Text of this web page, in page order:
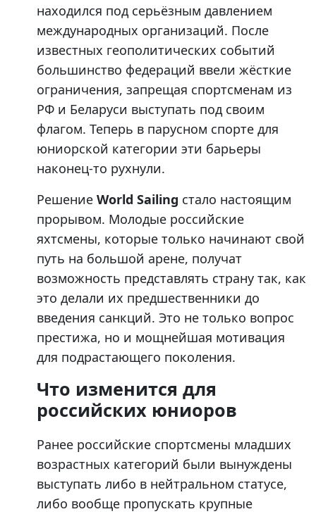
находился под серьёзным давлением
международных организаций. После
известных геополитических событий
большинство федераций ввели жёсткие
ограничения, запрещая спортсменам из
РФ и Беларуси выступать под своим
флагом. Теперь в парусном спорте для
юниорской категории эти барьеры
наконец-то рухнули.
Решение World Sailing стало настоящим
прорывом. Молодые российские
яхтсмены, которые только начинают свой
путь на большой арене, получат
возможность представлять страну так, как
это делали их предшественники до
введения санкций. Это не только вопрос
престижа, но и мощнейшая мотивация
для подрастающего поколения.
Что изменится для
российских юниоров
Ранее российские спортсмены младших
возрастных категорий были вынуждены
выступать либо в нейтральном статусе,
либо вообще пропускать крупные